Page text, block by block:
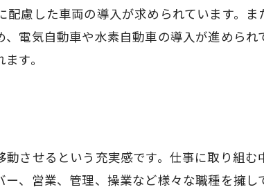
慮した車両の導入が求められています。
電気自動車や水素自動車の導入が進められ
す。
させるという充実感です。仕事に取り組む
、営業、管理、操業など様々な職種を擁し